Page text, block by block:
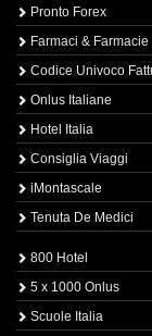
Pronto Forex
Farmaci & Farmacie
Codice Univoco
Onlus Italiane
Hotel Italia
Consiglia Viaggi
iMontascale
Tenuta De Medici
800 Hotel
5 x 1000 Onlus
Scuole Italia